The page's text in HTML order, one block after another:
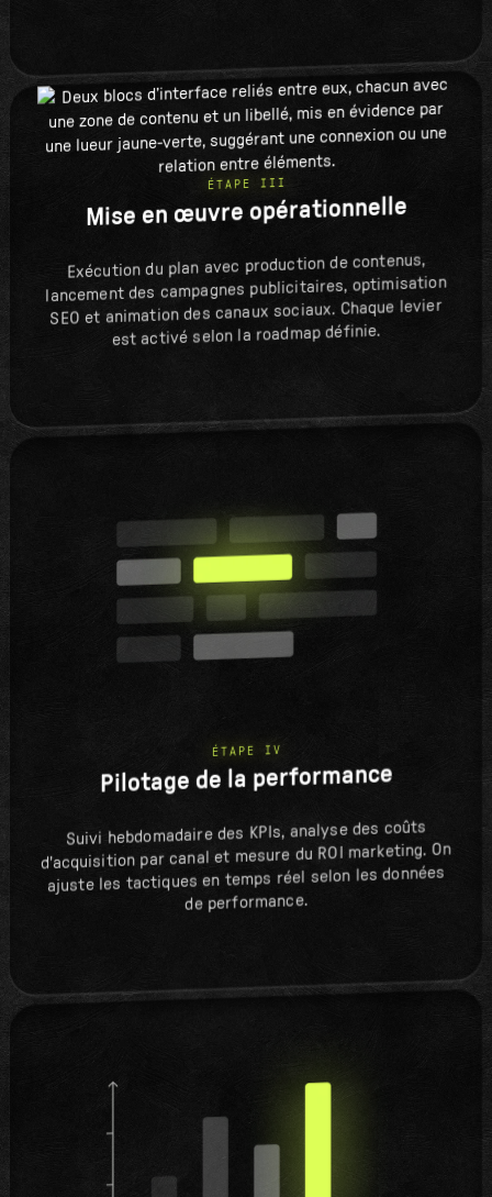
ÉTAPE III
Mise en œuvre opérationnelle
Exécution du plan avec production de contenus,
lancement des campagnes publicitaires, optimisation
SEO et animation des canaux sociaux. Chaque levier
est activé selon la roadmap définie.
ÉTAPE IV
Pilotage de la performance
Suivi hebdomadaire des KPIs, analyse des coûts
d'acquisition par canal et mesure du ROI marketing. On
ajuste les tactiques en temps réel selon les données
de performance.